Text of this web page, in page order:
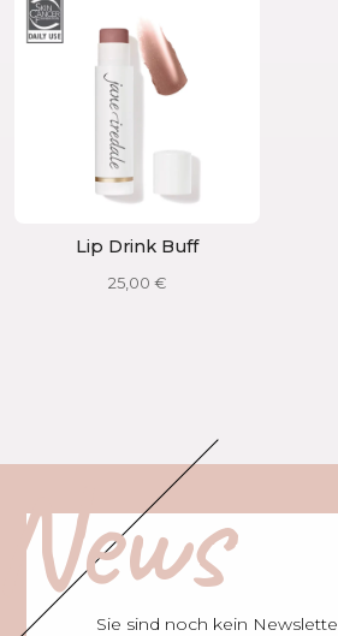
Lip Drink Buff
25,00 €
Sie sind noch kein